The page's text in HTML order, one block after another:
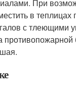
При
в
с тлеющими